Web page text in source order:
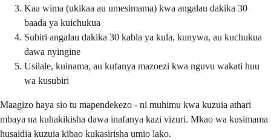
Kaa wima (ukikaa au umesimama) kwa angalau dakika 30
baada ya kuichukua
Subiri angalau dakika 30 kabla ya kula, kunywa, au kuchukua
dawa nyingine
Usilale, kuinama, au kufanya mazoezi kwa nguvu wakati huu
wa kusubiri
Maagizo haya sio tu mapendekezo - ni muhimu kwa kuzuia athari
mbaya na kuhakikisha dawa inafanya kazi vizuri. Mkao wa kusimama
husaidia kuzuia kibao kukasirisha umio lako.